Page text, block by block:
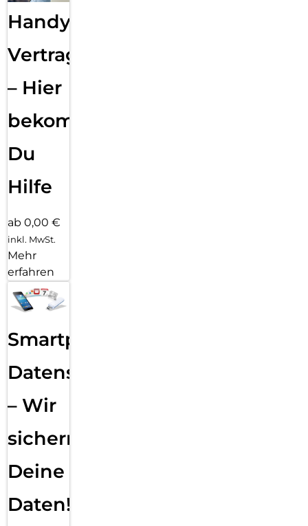
Handy
Vertragsabwicklung
– Hier
bekommst
Du
Hilfe
ab 0,00 €
inkl. MwSt.
Mehr
erfahren
Smartphone
Datensicherung
– Wir
sichern
Deine
Daten!